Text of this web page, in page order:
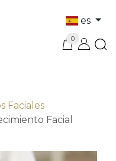
es
0
Faciales
Facial